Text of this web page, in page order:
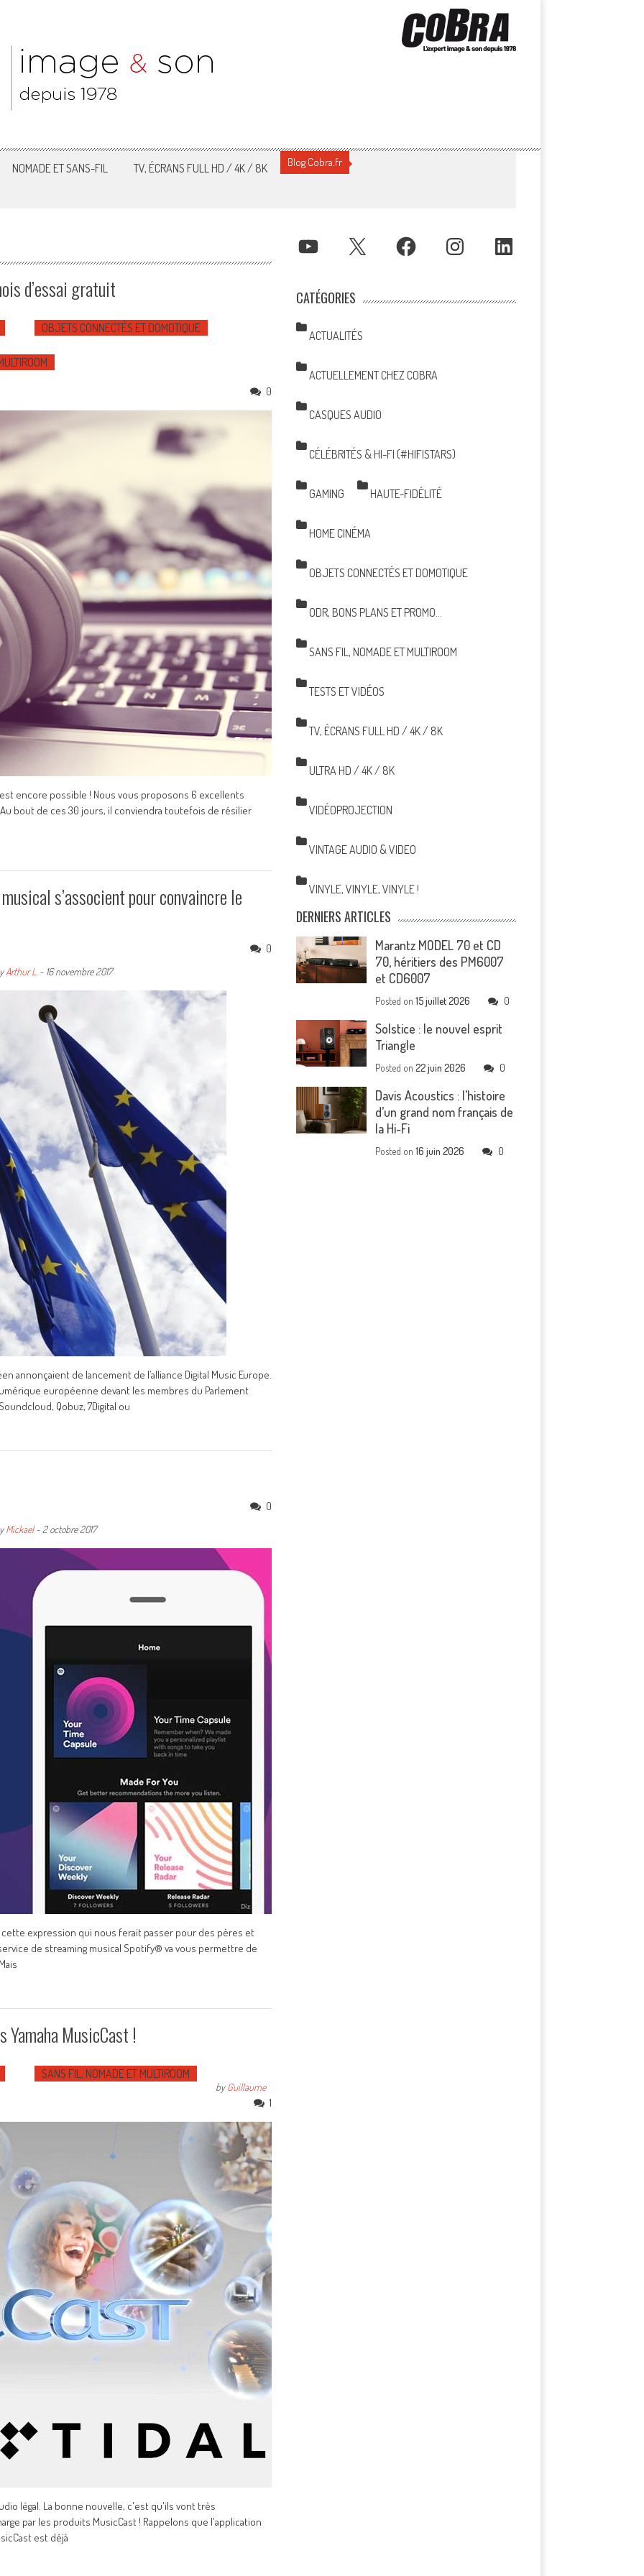
NOMADE ET SANS-FIL TV, ÉCRANS FULL HD / 4K / 8K Blog Cobra.fr
d’essai gratuit
OBJETS CONNECTÉS ET DOMOTIQUE
0
encore possible ! Nous vous proposons 6 excellents
bout de ces 30 jours, il conviendra toutefois de résilier
s’associent pour convaincre le
Arthur L. - 16 novembre 2017
0
annonçaient de lancement de l’alliance Digital Music Europe.
européenne devant les membres du Parlement
Qobuz, 7Digital ou
Mickael- 2 octobre 2017
0
expression qui nous ferait passer pour des pères et
de streaming musical Spotify® va vous permettre de
MusicCast !
SANS FIL, NOMADE ET MULTIROOM
byGuillaume
1
légal. La bonne nouvelle, c'est qu'ils vont très
par les produits MusicCast ! Rappelons que l'application
est déjà
YOUTUBE X FACEBOOK INSTAGRAM LINKEDIN
CATÉGORIES
ACTUALITÉS
ACTUELLEMENT CHEZ COBRA
CASQUES AUDIO
CÉLÉBRITÉS & HI-FI (#HIFISTARS)
GAMING HAUTE-FIDÉLITÉ
HOME CINÉMA
OBJETS CONNECTÉS ET DOMOTIQUE
ODR, BONS PLANS ET PROMO…
SANS FIL, NOMADE ET MULTIROOM
TESTS ET VIDÉOS
TV, ÉCRANS FULL HD / 4K / 8K
ULTRA HD / 4K / 8K
VIDÉOPROJECTION
VINTAGE AUDIO & VIDEO
VINYLE, VINYLE, VINYLE !
DERNIERS ARTICLES
Marantz MODEL 70 et CD
70, héritiers des PM6007
et CD6007
Posted on15 juillet 2026 0
Solstice : le nouvel esprit
Triangle
Posted on22 juin 2026 0
Davis Acoustics : l’histoire
d’un grand nom français de
la Hi-Fi
Posted on16 juin 2026 0